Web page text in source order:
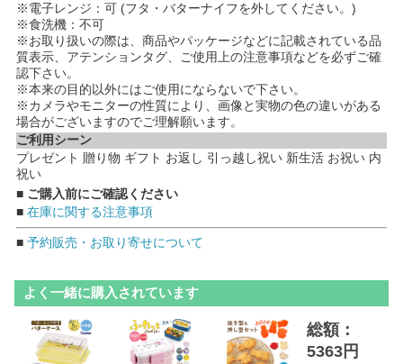
※電子レンジ：可 (フタ・バターナイフを外してください。)
※食洗機：不可
※お取り扱いの際は、商品やパッケージなどに記載されている品
質表示、アテンションタグ、ご使用上の注意事項などを必ずご確
認下さい。
※本来の目的以外にはご使用にならないで下さい。
※カメラやモニターの性質により、画像と実物の色の違いがある
場合がございますのでご理解願います。
ご利用シーン
プレゼント 贈り物 ギフト お返し 引っ越し祝い 新生活 お祝い 内
祝い
■ ご購入前にご確認ください
■ 在庫に関する注意事項
■ 予約販売・お取り寄せについて